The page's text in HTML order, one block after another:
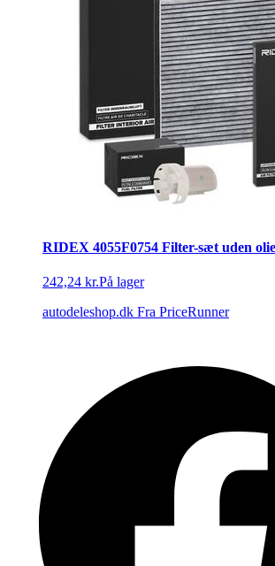
RIDEX 4055F0754 Filter-sæt uden
242,24 kr.På lager
autodeleshop.dk Fra PriceRunner